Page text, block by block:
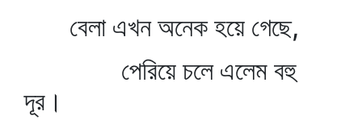
বেলা এখন অনেক হয়ে গেছে,
পেরিয়ে চলে এলেম বহু
দূর।